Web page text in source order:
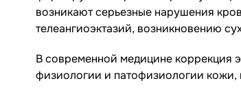
возникают серьезные нарушения
телеангиоэктазий, возникновению
В современной медицине коррекция
физиологии и патофизиологии кожи,